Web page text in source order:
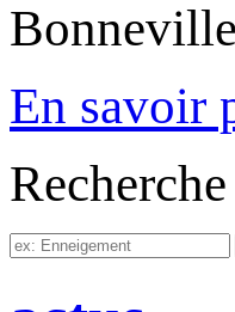
En savoir